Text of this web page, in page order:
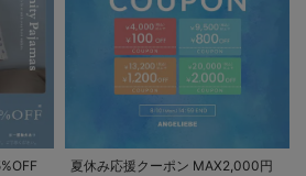
夏休み応援クーポン MAX2,000円